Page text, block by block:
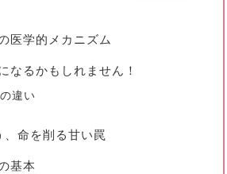
医学的メカニズム
なるかもしれません！
違い
、命を削る甘い罠
基本